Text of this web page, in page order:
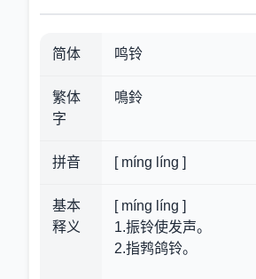
简体 鸣铃
繁体
字
鳴鈴
拼音 [ míng líng ]
基本
释义
[ míng líng ]
1.振铃使发声。
2.指鹁鸽铃。